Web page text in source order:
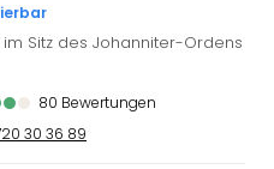
Sitz des Johanniter-Ordens
80 Bewertungen
30 36 89